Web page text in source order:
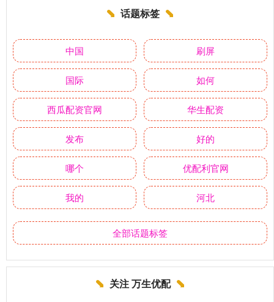
话题标签
中国 刷屏
国际 如何
西瓜配资官网 华生配资
发布 好的
哪个 优配利官网
我的 河北
全部话题标签
关注 万生优配